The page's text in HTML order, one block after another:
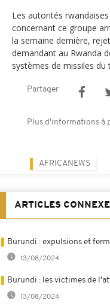
Les autorités
concernant ce groupe
la semaine dernière,
demandant au Rwanda
systèmes de missiles
Partager
Plus d'informations à
AFRICANEWS
ARTICLES
Burundi : expulsions et
13/08/2024
Burundi : les victimes de
13/08/2024